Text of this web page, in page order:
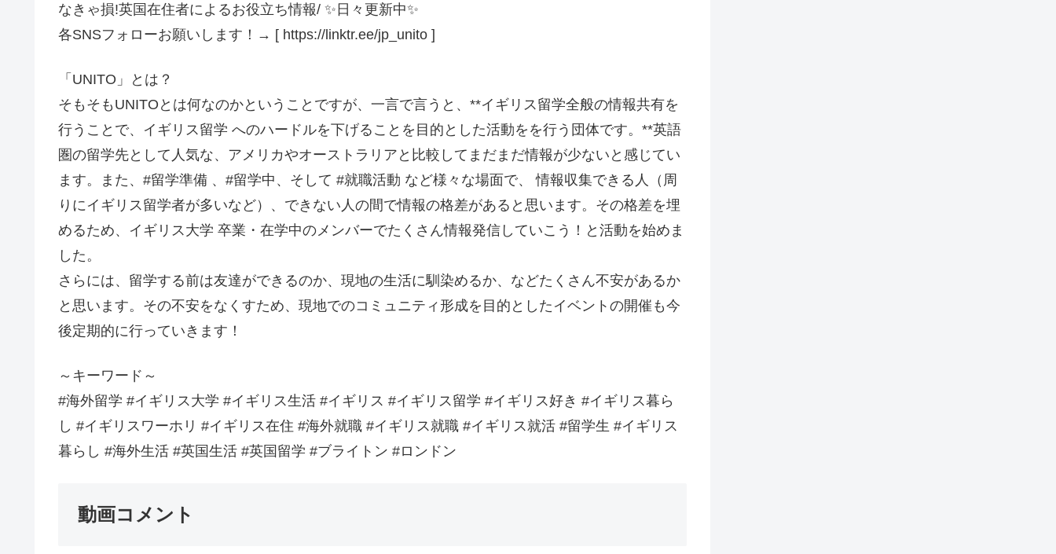
なきゃ損!英国在住者によるお役立ち情報/ ✨日々更新中✨
各SNSフォローお願いします！→ [ https://linktr.ee/jp_unito ]
「UNITO」とは？
そもそもUNITOとは何なのかということですが、一言で言うと、**イギリス留学全般の情報共有を
行うことで、イギリス留学 へのハードルを下げることを目的とした活動をを行う団体です。**英語
圏の留学先として人気な、アメリカやオーストラリアと比較してまだまだ情報が少ないと感じてい
ます。また、#留学準備 、#留学中、そして #就職活動 など様々な場面で、 情報収集できる人（周
りにイギリス留学者が多いなど）、できない人の間で情報の格差があると思います。その格差を埋
めるため、イギリス大学 卒業・在学中のメンバーでたくさん情報発信していこう！と活動を始めま
した。
さらには、留学する前は友達ができるのか、現地の生活に馴染めるか、などたくさん不安があるか
と思います。その不安をなくすため、現地でのコミュニティ形成を目的としたイベントの開催も今
後定期的に行っていきます！
～キーワード～
#海外留学 #イギリス大学 #イギリス生活 #イギリス #イギリス留学 #イギリス好き #イギリス暮ら
し #イギリスワーホリ #イギリス在住 #海外就職 #イギリス就職 #イギリス就活 #留学生 #イギリス
暮らし #海外生活 #英国生活 #英国留学 #ブライトン #ロンドン
動画コメント